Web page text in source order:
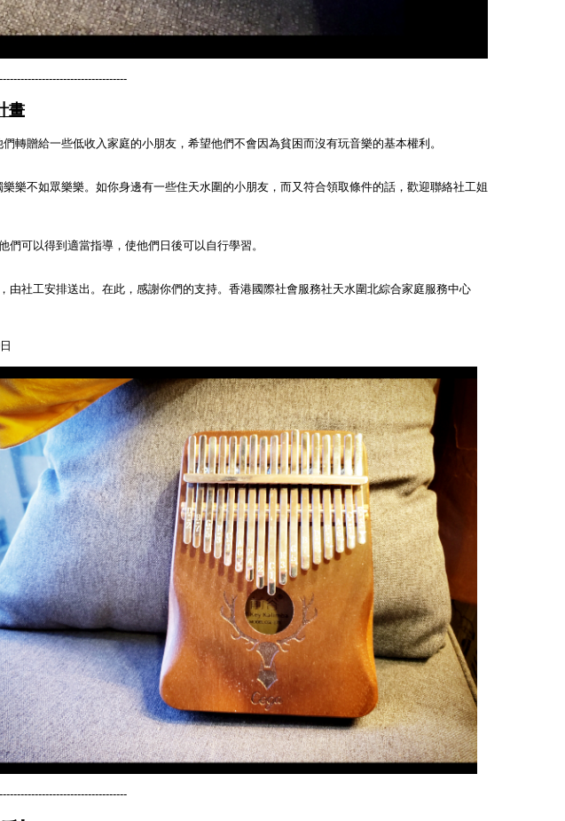
畫
贈給一些低收入家庭的小朋友，希望他們不會因為貧困而沒有玩音樂的基本權利。
樂不如眾樂樂。如你身邊有一些住天水圍的小朋友，而又符合領取條件的話，歡迎聯絡社工姐
可以得到適當指導，使他們日後可以自行學習。
社工安排送出。在此，感謝你們的支持。 香港國際社會服務社天水圍北綜合家庭服務中心